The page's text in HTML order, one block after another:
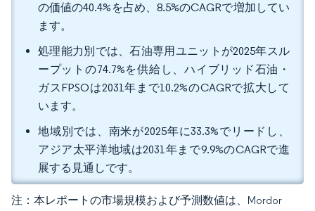
の価値の40.4%を占め、8.5%のCAGRで増加してい
ます。
処理能力別では、石油専用ユニットが2025年スル
ープットの74.7%を供給し、ハイブリッド石油・
ガスFPSOは2031年まで10.2%のCAGRで拡大して
います。
地域別では、南米が2025年に33.3%でリードし、
アジア太平洋地域は2031年まで9.9%のCAGRで進
展する見通しです。
注：本レポートの市場規模および予測数値は、Mordor